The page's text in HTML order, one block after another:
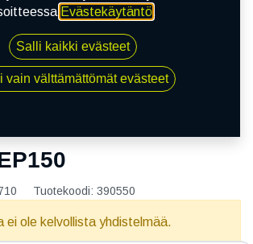
BRIDGESTONE ECOPIA EP150
Tuotekoodi: 390550
ei ole kelvollista yhdistelmää.
Evästekäytäntö.
Salli kaikki evästeet
vain välttämättömät evästeet